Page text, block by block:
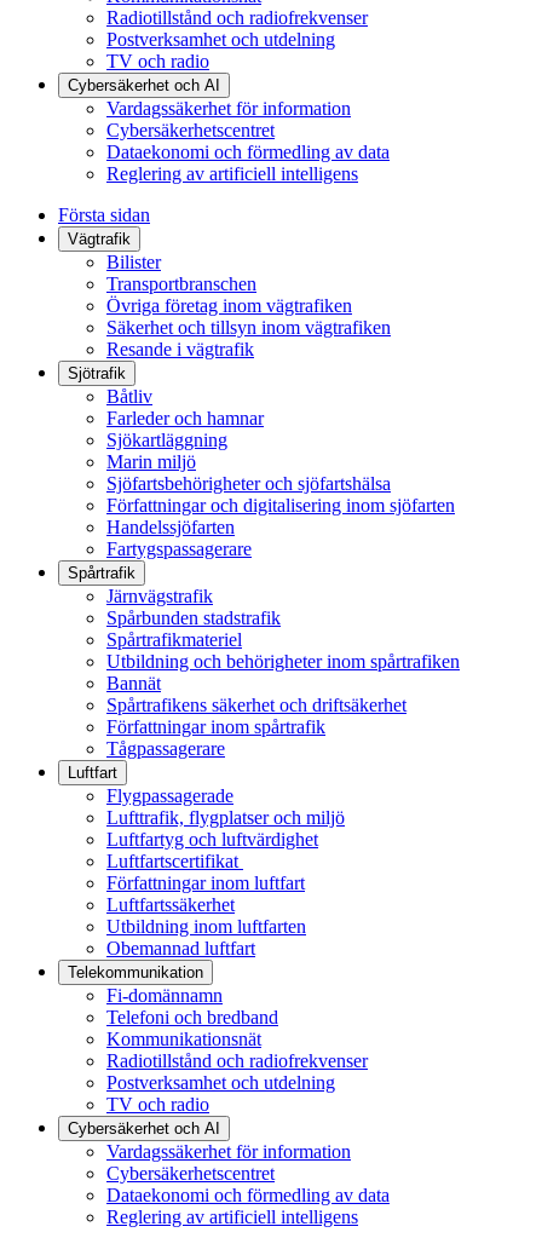
Radiotillstånd och radiofrekvenser
Postverksamhet och utdelning
TV och radio
Cybersäkerhet och AI
Vardagssäkerhet för information
Cybersäkerhetscentret
Dataekonomi och förmedling av data
Reglering av artificiell intelligens
Första sidan
Vägtrafik
Bilister
Transportbranschen
Övriga företag inom vägtrafiken
Säkerhet och tillsyn inom vägtrafiken
Resande i vägtrafik
Sjötrafik
Båtliv
Farleder och hamnar
Sjökartläggning
Marin miljö
Sjöfartsbehörigheter och sjöfartshälsa
Författningar och digitalisering inom sjöfarten
Handelssjöfarten
Fartygspassagerare
Spårtrafik
Järnvägstrafik
Spårbunden stadstrafik
Spårtrafikmateriel
Utbildning och behörigheter inom spårtrafiken
Bannät
Spårtrafikens säkerhet och driftsäkerhet
Författningar inom spårtrafik
Tågpassagerare
Luftfart
Flygpassagerade
Lufttrafik, flygplatser och miljö
Luftfartyg och luftvärdighet
Luftfartscertifikat
Författningar inom luftfart
Luftfartssäkerhet
Utbildning inom luftfarten
Obemannad luftfart
Telekommunikation
Fi-domännamn
Telefoni och bredband
Kommunikationsnät
Radiotillstånd och radiofrekvenser
Postverksamhet och utdelning
TV och radio
Cybersäkerhet och AI
Vardagssäkerhet för information
Cybersäkerhetscentret
Dataekonomi och förmedling av data
Reglering av artificiell intelligens